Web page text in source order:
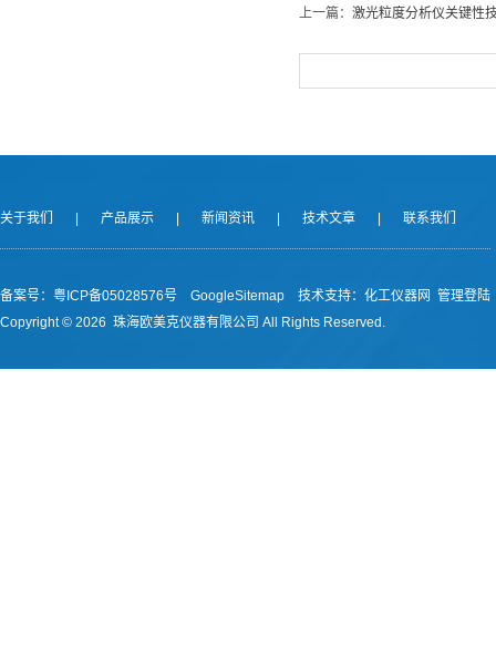
上一篇： 激光粒度分析仪关键性
关于我们 产品展示 新闻资讯 技术文章 联系我们
备案号： 粤ICP备05028576号 GoogleSitemap 技术支持： 化工仪器网 管理登陆
Copyright © 2026 珠海欧美克仪器有限公司 All Rights Reserved.